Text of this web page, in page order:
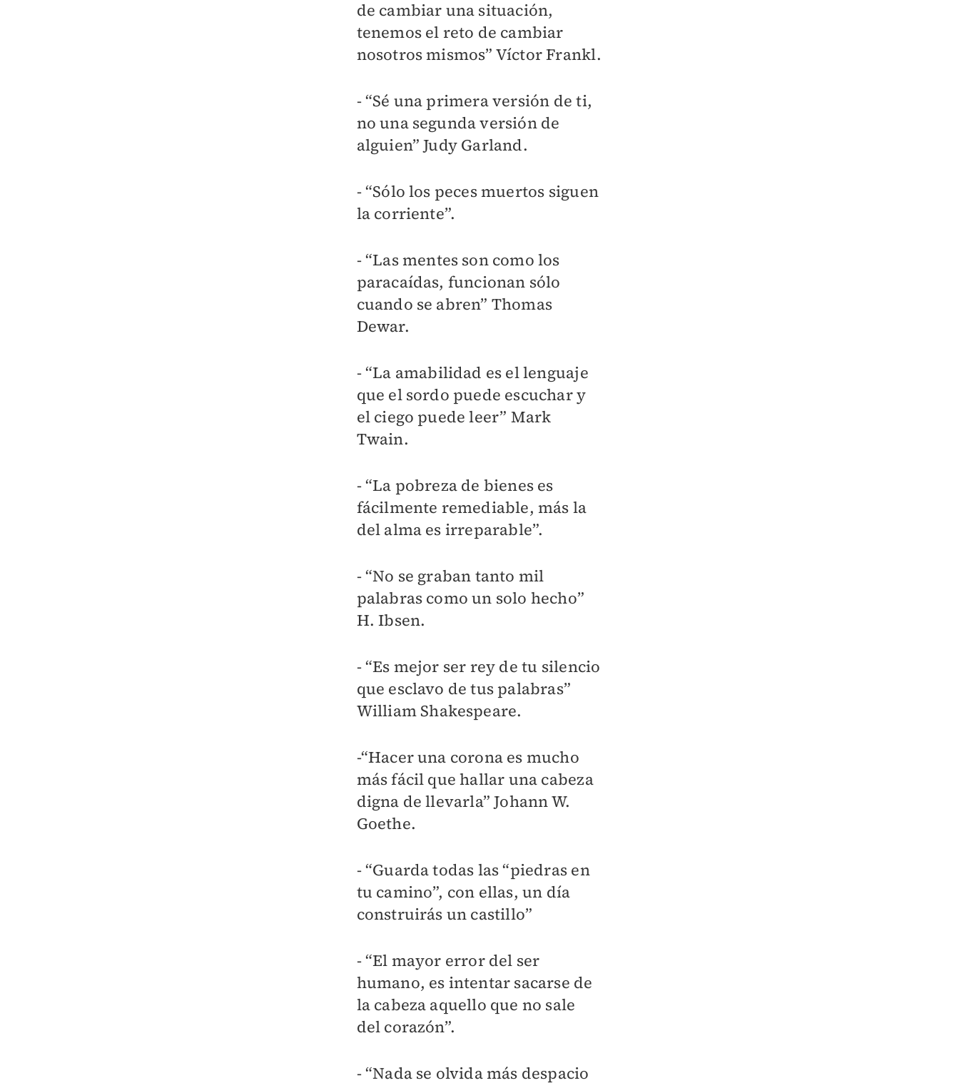
de cambiar una situación,
tenemos el reto de cambiar
nosotros mismos” Víctor Frankl.
- “Sé una primera versión de ti,
no una segunda versión de
alguien” Judy Garland.
- “Sólo los peces muertos siguen
la corriente”.
- “Las mentes son como los
paracaídas, funcionan sólo
cuando se abren” Thomas
Dewar.
- “La amabilidad es el lenguaje
que el sordo puede escuchar y
el ciego puede leer” Mark
Twain.
- “La pobreza de bienes es
fácilmente remediable, más la
del alma es irreparable”.
- “No se graban tanto mil
palabras como un solo hecho”
H. Ibsen.
- “Es mejor ser rey de tu silencio
que esclavo de tus palabras”
William Shakespeare.
-“Hacer una corona es mucho
más fácil que hallar una cabeza
digna de llevarla” Johann W.
Goethe.
- “Guarda todas las “piedras en
tu camino”, con ellas, un día
construirás un castillo”
- “El mayor error del ser
humano, es intentar sacarse de
la cabeza aquello que no sale
del corazón”.
- “Nada se olvida más despacio